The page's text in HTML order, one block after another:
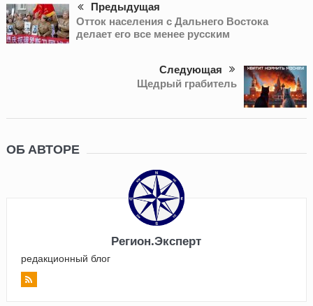
Предыдущая
Отток населения с Дальнего Востока
делает его все менее русским
Следующая
Щедрый грабитель
ОБ АВТОРЕ
Регион.Эксперт
редакционный блог